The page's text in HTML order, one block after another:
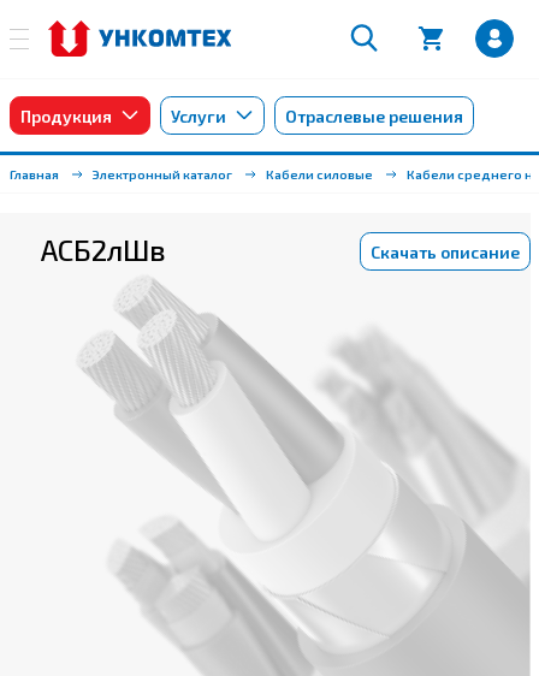
Продукция Услуги Отраслевые решения
Главная Электронный каталог Кабели силовые Кабели среднего
АСБ2лШв Скачать описание